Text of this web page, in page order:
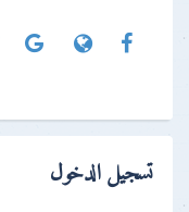
تسجيل الدخول